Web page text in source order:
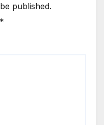
published.
*